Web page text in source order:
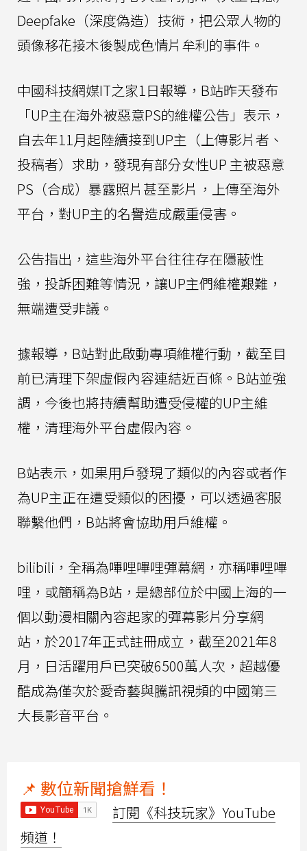
Deepfake（深度偽造）技術，把公眾人物的
頭像移花接木後製成色情片牟利的事件。
中國科技網媒IT之家1日報導，B站昨天發布
「UP主在海外被惡意PS的維權公告」表示，
自去年11月起陸續接到UP主（上傳影片者、
投稿者）求助，發現有部分女性UP 主被惡意
PS（合成）暴露照片甚至影片，上傳至海外
平台，對UP主的名譽造成嚴重侵害。
公告指出，這些海外平台往往存在隱蔽性
強，投訴困難等情況，讓UP主們維權艱難，
無端遭受非議。
據報導，B站對此啟動專項維權行動，截至目
前已清理下架虛假內容連結近百條。B站並強
調，今後也將持續幫助遭受侵權的UP主維
權，清理海外平台虛假內容。
B站表示，如果用戶發現了類似的內容或者作
為UP主正在遭受類似的困擾，可以透過客服
聯繫他們，B站將會協助用戶維權。
bilibili，全稱為嗶哩嗶哩彈幕網，亦稱嗶哩嗶
哩，或簡稱為B站，是總部位於中國上海的一
個以動漫相關內容起家的彈幕影片分享網
站，於2017年正式註冊成立，截至2021年8
月，日活躍用戶已突破6500萬人次，超越優
酷成為僅次於愛奇藝與騰訊視頻的中國第三
大長影音平台。
📌 數位新聞搶鮮看！
訂閱《科技玩家》YouTube
頻道！